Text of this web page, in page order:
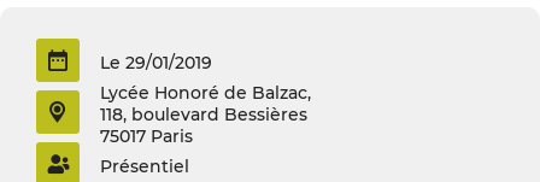
Le 29/01/2019
Lycée Honoré de Balzac,
118, boulevard Bessières
75017 Paris
Présentiel